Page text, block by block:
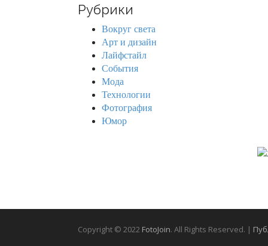
c
Рубрики
Вокруг света
Арт и дизайн
Лайфстайл
События
Мода
Технологии
Фотография
Юмор
Copyright © 2022 FotoJoin. All Rights Reserved. |